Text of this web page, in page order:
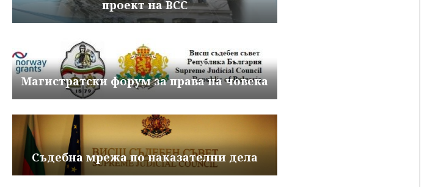
проект на ВСС
Магистратски форум за права на човека
Съдебна мрежа по наказателни дела